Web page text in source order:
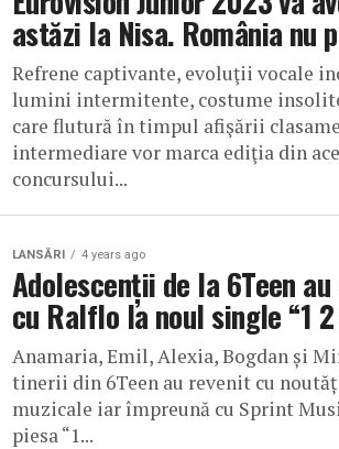
astăzi la Nisa. România nu
Refrene captivante, evoluţii vocale
lumini intermitente, costume
care flutură în timpul afişării
intermediare vor marca ediţia din
concursului...
LANSĂRI 4 years ago
Adolescenții de la 6Teen
cu Ralflo la noul single “1
Anamaria, Emil, Alexia, Bogdan și
tinerii din 6Teen au revenit cu
muzicale iar împreună cu Sprint
piesa “1...